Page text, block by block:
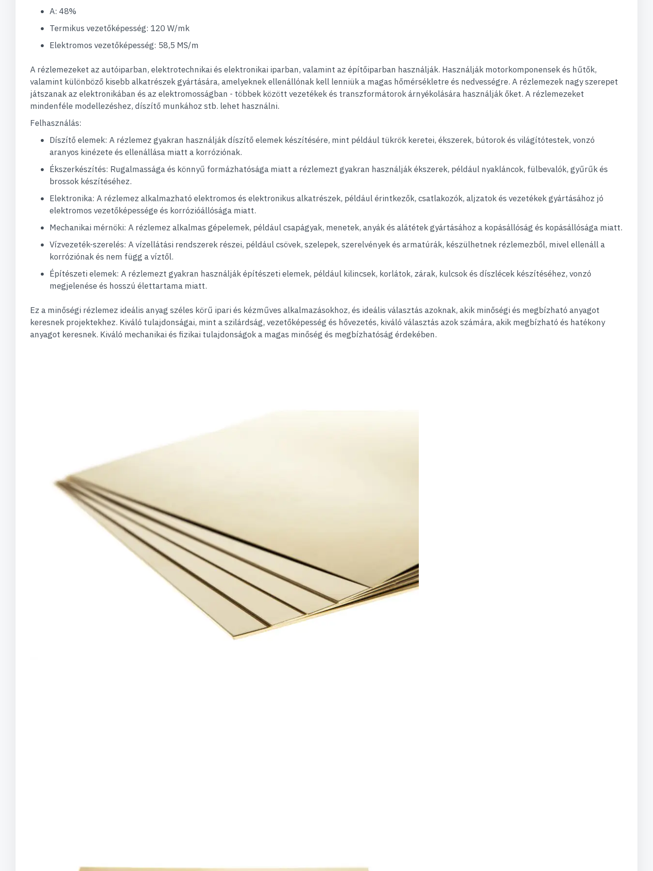
A: 48%
Termikus vezetőképesség: 120 W/mk
Elektromos vezetőképesség: 58,5 MS/m
A rézlemezeket az autóiparban, elektrotechnikai és elektronikai iparban, valamint az építőiparban használják. Használják motorkomponensek és hűtők,
valamint különböző kisebb alkatrészek gyártására, amelyeknek ellenállónak kell lenniük a magas hőmérsékletre és nedvességre. A rézlemezek nagy szerepet
játszanak az elektronikában és az elektromosságban - többek között vezetékek és transzformátorok árnyékolására használják őket. A rézlemezeket
mindenféle modellezéshez, díszítő munkához stb. lehet használni.
Felhasználás:
Díszítő elemek: A rézlemez gyakran használják díszítő elemek készítésére, mint például tükrök keretei, ékszerek, bútorok és világítótestek, vonzó
aranyos kinézete és ellenállása miatt a korróziónak.
Ékszerkészítés: Rugalmassága és könnyű formázhatósága miatt a rézlemezt gyakran használják ékszerek, például nyakláncok, fülbevalók, gyűrűk és
brossok készítéséhez.
Elektronika: A rézlemez alkalmazható elektromos és elektronikus alkatrészek, például érintkezők, csatlakozók, aljzatok és vezetékek gyártásához jó
elektromos vezetőképessége és korrózióállósága miatt.
Mechanikai mérnöki: A rézlemez alkalmas gépelemek, például csapágyak, menetek, anyák és alátétek gyártásához a kopásállóság és kopásállósága miatt.
Vízvezeték-szerelés: A vízellátási rendszerek részei, például csövek, szelepek, szerelvények és armatúrák, készülhetnek rézlemezből, mivel ellenáll a
korróziónak és nem függ a víztől.
Építészeti elemek: A rézlemezt gyakran használják építészeti elemek, például kilincsek, korlátok, zárak, kulcsok és díszlécek készítéséhez, vonzó
megjelenése és hosszú élettartama miatt.
Ez a minőségi rézlemez ideális anyag széles körű ipari és kézműves alkalmazásokhoz, és ideális választás azoknak, akik minőségi és megbízható anyagot
keresnek projektekhez. Kiváló tulajdonságai, mint a szilárdság, vezetőképesség és hővezetés, kiváló választás azok számára, akik megbízható és hatékony
anyagot keresnek. Kiváló mechanikai és fizikai tulajdonságok a magas minőség és megbízhatóság érdekében.